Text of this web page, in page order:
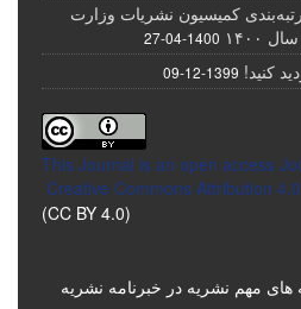
کمیسیون نشریات وزارت
1400-04-27
کنید! 1399-12-09
This Journal is an open access
Creative Commons Attribution
(CC BY 4.0)
های مهم نشریه در خبرنامه نشریه